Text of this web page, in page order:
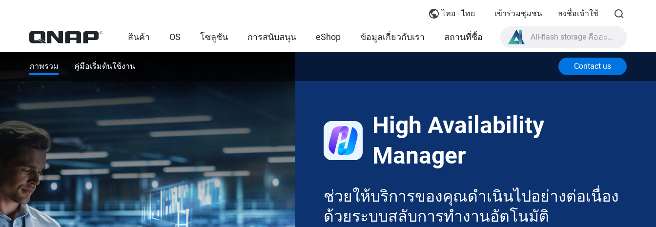
ไทย - ไทย เข้าร่วมชุมชน ลงชื่อเข้าใช้
สินค้า OS โซลูชัน การสนับสนุน eShop ข้อมูลเกี่ยวกับเรา สถานที่ซื้อ
สเปกผลิตภัณฑ์ TVS-AIh1688ATX?
ภาพรวม คู่มือเริ่มต้นใช้งาน Contact us
High Availability
Manager
ช่วยให้บริการของคุณดำเนินไปอย่างต่อเนื่อง
ด้วยระบบสลับการทำงานอัตโนมัติ